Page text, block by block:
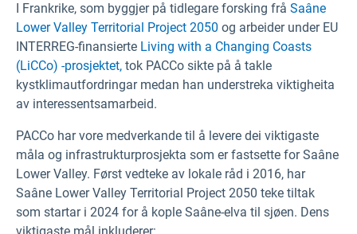
I Frankrike, som byggjer på tidlegare forsking frå Saâne
Lower Valley Territorial Project 2050 og arbeider under EU
INTERREG-finansierte Living with a Changing Coasts
(LiCCo) -prosjektet, tok PACCo sikte på å takle
kystklimautfordringar medan han understreka viktigheita
av interessentsamarbeid.
PACCo har vore medverkande til å levere dei viktigaste
måla og infrastrukturprosjekta som er fastsette for Saâne
Lower Valley. Først vedteke av lokale råd i 2016, har
Saâne Lower Valley Territorial Project 2050 teke tiltak
som startar i 2024 for å kople Saâne-elva til sjøen. Dens